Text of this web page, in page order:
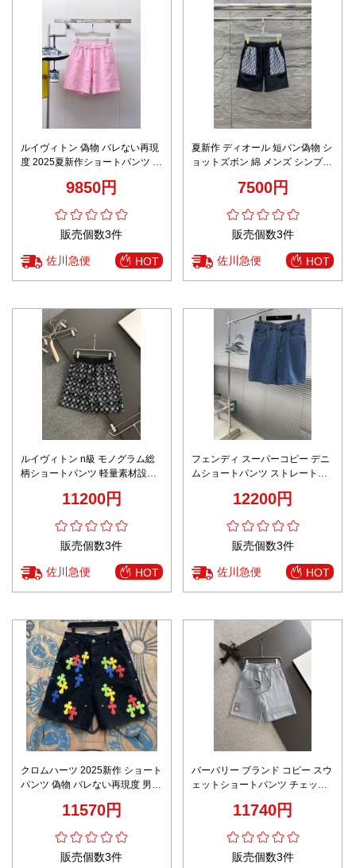
ルイヴィトン 偽物 バレない再現
度 2025夏新作ショートパンツ 上
9850円
販売個数3件
佐川急便 HOT
夏新作 ディオール 短パン偽物 シ
ョットズボン 綿 メンズ シンプル
7500円
販売個数3件
佐川急便 HOT
ルイヴィトン n級 モノグラム総
柄ショートパンツ 軽量素材設計
11200円
販売個数3件
佐川急便 HOT
フェンディ スーパーコピー デニ
ムショートパンツ ストレートシ
12200円
販売個数3件
佐川急便 HOT
クロムハーツ 2025新作 ショート
パンツ 偽物 バレない再現度 男女
11570円
販売個数3件
バーバリー ブランド コピー スウ
ェットショートパンツ チェック
11740円
販売個数3件